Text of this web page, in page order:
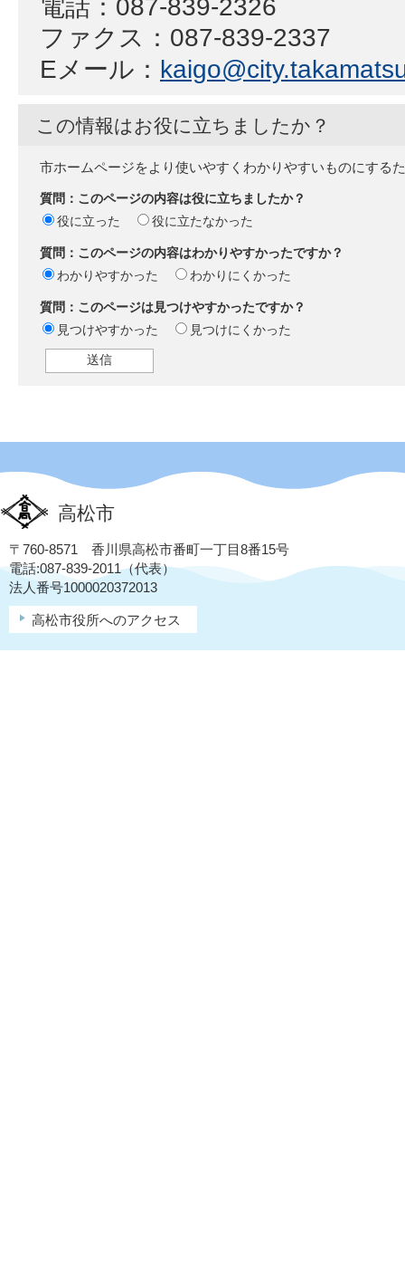
電話：087-839-2326
ファクス：087-839-2337
Eメール：
この情報はお役に立ちましたか？
市ホームページをより使いやすくわかりやすいものにする
質問：このページの内容は役に立ちましたか？
役に立った
役に立たなかった
質問：このページの内容はわかりやすかったですか？
わかりやすかった
わかりにくかった
質問：このページは見つけやすかったですか？
見つけやすかった
見つけにくかった
高松市
〒760-8571 香川県高松市番町一丁目8番15号
電話:087-839-2011（代表）
法人番号1000020372013
高松市役所へのアクセス